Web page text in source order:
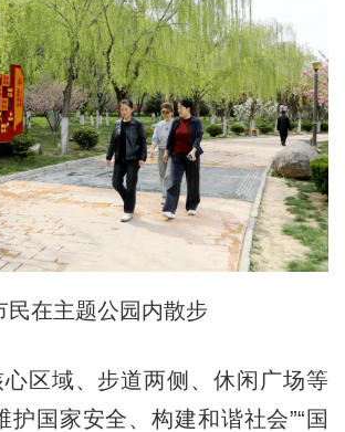
民在主题公园内散步
域、步道两侧、休闲广场等
护国家安全、构建和谐社会”“国